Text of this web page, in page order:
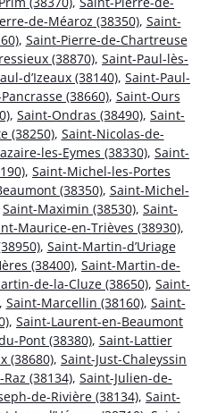
de-Méaroz (38350), Saint-
, Saint-Pierre-de-Chartreuse
(38870), Saint-Paul-lès-
d’Izeaux (38140), Saint-Paul-
(38660), Saint-Ours
, Saint-Ondras (38490), Saint-
(38250), Saint-Nicolas-de-
les-Eymes (38330), Saint-
, Saint-Michel-les-Portes
(38350), Saint-Michel-
Saint-Maximin (38530), Saint-
Maurice-en-Trièves (38930),
, Saint-Martin-d’Uriage
(38400), Saint-Martin-de-
de-la-Cluze (38650), Saint-
Saint-Marcellin (38160), Saint-
, Saint-Laurent-en-Beaumont
Pont (38380), Saint-Lattier
(38680), Saint-Just-Chaleyssin
(38134), Saint-Julien-de-
de-Rivière (38134), Saint-